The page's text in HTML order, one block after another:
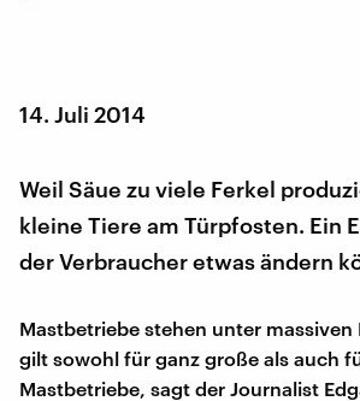
14. Juli 2014
Weil Säue zu viele Ferkel
kleine Tiere am Türpfosten. Ein
der Verbraucher etwas ändern
Mastbetriebe stehen unter massiven
gilt sowohl für ganz große als auch
Mastbetriebe, sagt der Journalist